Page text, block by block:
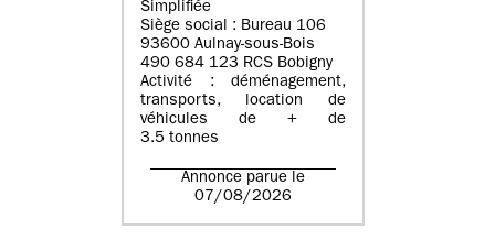
Simplifiée
Siège social : Bureau 106
93600 Aulnay-sous-Bois
490 684 123 RCS Bobigny
Activité : déménagement,
transports, location de
véhicules de + de
3.5 tonnes
Annonce parue le
07/08/2026